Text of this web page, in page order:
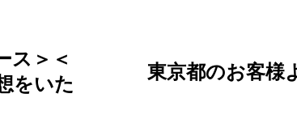
ス＞＜
をいた
東京都のお客様